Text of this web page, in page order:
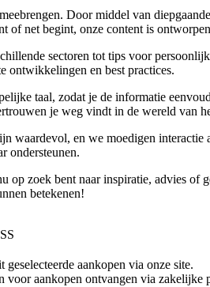
Door middel van
net begint, onze content is
sectoren tot tips voor
ontwikkelingen en best practices.
taal, zodat je de informatie
je weg vindt in de wereld van
waardevol, en we moedigen
ondersteunen.
zoek bent naar inspiratie, advies of
betekenen!
aankopen via onze site.
aankopen ontvangen via zakelijke